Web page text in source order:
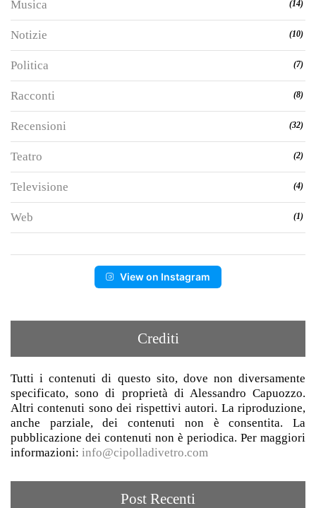
Musica (14)
Notizie (10)
Politica (7)
Racconti (8)
Recensioni (32)
Teatro (2)
Televisione (4)
Web (1)
View on Instagram
Crediti
Tutti i contenuti di questo sito, dove non diversamente
specificato, sono di proprietà di Alessandro Capuozzo.
Altri contenuti sono dei rispettivi autori. La riproduzione,
anche parziale, dei contenuti non è consentita. La
pubblicazione dei contenuti non è periodica. Per maggiori
informazioni: info@cipolladivetro.com
Post Recenti